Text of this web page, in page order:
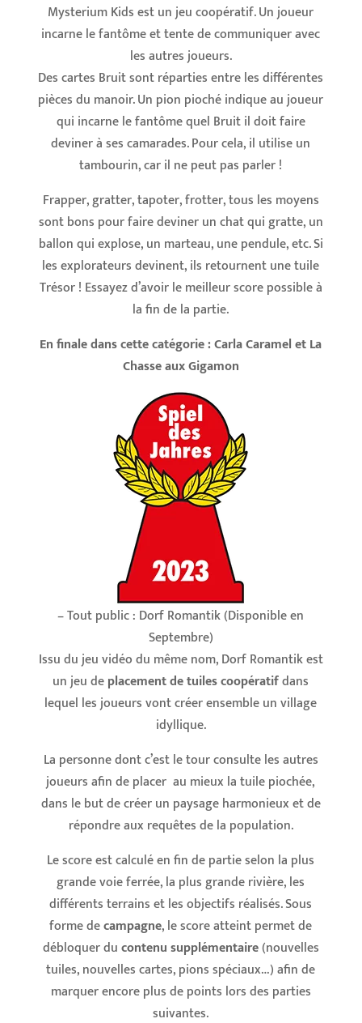
Mysterium Kids est un jeu coopératif. Un joueur
incarne le fantôme et tente de communiquer avec
les autres joueurs.
Des cartes Bruit sont réparties entre les différentes
pièces du manoir. Un pion pioché indique au joueur
qui incarne le fantôme quel Bruit il doit faire
deviner à ses camarades. Pour cela, il utilise un
tambourin, car il ne peut pas parler !
Frapper, gratter, tapoter, frotter, tous les moyens
sont bons pour faire deviner un chat qui gratte, un
ballon qui explose, un marteau, une pendule, etc. Si
les explorateurs devinent, ils retournent une tuile
Trésor ! Essayez d’avoir le meilleur score possible à
la fin de la partie.
En finale dans cette catégorie : Carla Caramel et La
Chasse aux Gigamon
– Tout public : Dorf Romantik (Disponible en
Septembre)
Issu du jeu vidéo du même nom, Dorf Romantik est
un jeu deplacement de tuiles coopératifdans
lequel les joueurs vont créer ensemble un village
idyllique.
La personne dont c’est le tour consulte les autres
joueurs afin de placer au mieux la tuile piochée,
dans le but de créer un paysage harmonieux et de
répondre aux requêtes de la population.
Le score est calculé en fin de partie selon la plus
grande voie ferrée, la plus grande rivière, les
différents terrains et les objectifs réalisés. Sous
forme decampagne, le score atteint permet de
débloquer ducontenu supplémentaire(nouvelles
tuiles, nouvelles cartes, pions spéciaux…) afin de
marquer encore plus de points lors des parties
suivantes.